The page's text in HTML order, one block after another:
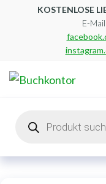
KOSTENLOSE
E-
search